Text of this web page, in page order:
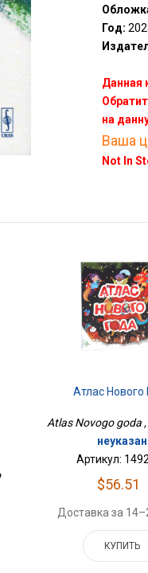
Год:
Данная
на
Ваша
Not In
Атлас Нового
Atlas Novogo goda
неуказан
Артикул:
$56.51
Доставка за
КУПИТЬ